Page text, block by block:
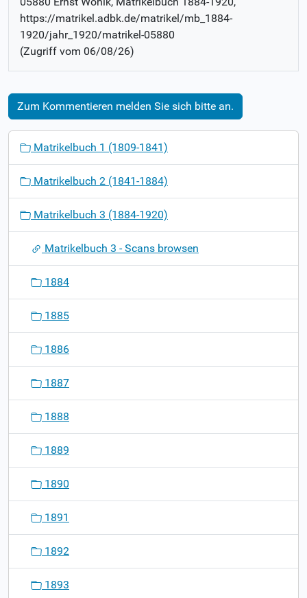
https://matrikel.adbk.de/matrikel/mb_1884-
1920/jahr_1920/matrikel-05880
(Zugriff vom 06/08/26)
Zum Kommentieren melden Sie sich bitte an.
o
Matrikelbuch 1 (1809-1841)
Matrikelbuch 2 (1841-1884)
Matrikelbuch 3 (1884-1920)
Matrikelbuch 3 - Scans browsen
1884
1885
1886
1887
1888
1889
1890
1891
1892
1893